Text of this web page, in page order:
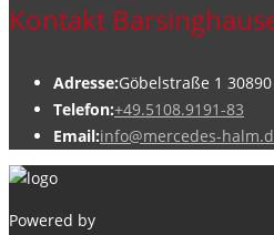
Kontakt
Adresse:Göbelstraße 1
Telefon:+49.5108.9191-83
Email:info@mercedes-
Powered by